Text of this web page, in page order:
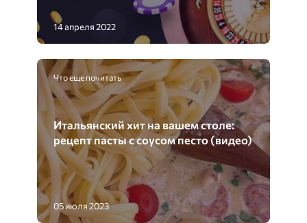
14 апреля 2022
Что еще почитать
Итальянский хит на вашем столе:
рецепт пасты с соусом песто (видео)
05 июля 2023